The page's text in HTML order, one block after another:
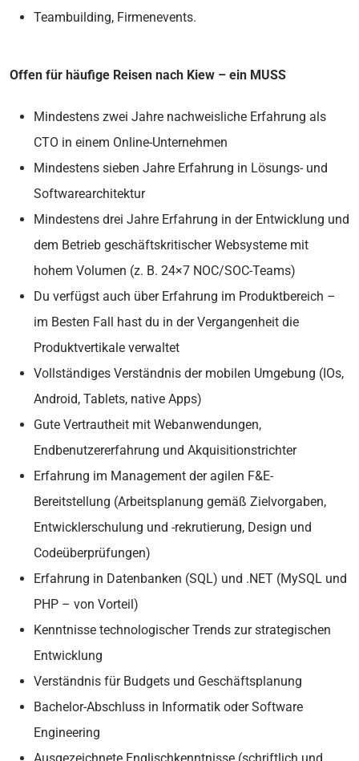
Teambuilding, Firmenevents.
Offen für häufige Reisen nach Kiew – ein MUSS
Mindestens zwei Jahre nachweisliche Erfahrung als
CTO in einem Online-Unternehmen
Mindestens sieben Jahre Erfahrung in Lösungs- und
Softwarearchitektur
Mindestens drei Jahre Erfahrung in der Entwicklung und
dem Betrieb geschäftskritischer Websysteme mit
hohem Volumen (z. B. 24×7 NOC/SOC-Teams)
Du verfügst auch über Erfahrung im Produktbereich –
im Besten Fall hast du in der Vergangenheit die
Produktvertikale verwaltet
Vollständiges Verständnis der mobilen Umgebung (IOs,
Android, Tablets, native Apps)
Gute Vertrautheit mit Webanwendungen,
Endbenutzererfahrung und Akquisitionstrichter
Erfahrung im Management der agilen F&E-
Bereitstellung (Arbeitsplanung gemäß Zielvorgaben,
Entwicklerschulung und -rekrutierung, Design und
Codeüberprüfungen)
Erfahrung in Datenbanken (SQL) und .NET (MySQL und
PHP – von Vorteil)
Kenntnisse technologischer Trends zur strategischen
Entwicklung
Verständnis für Budgets und Geschäftsplanung
Bachelor-Abschluss in Informatik oder Software
Engineering
Ausgezeichnete Englischkenntnisse (schriftlich und